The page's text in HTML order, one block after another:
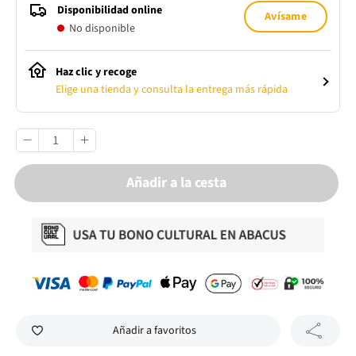
Disponibilidad online
No disponible
Avísame
Haz clic y recoge
Elige una tienda y consulta la entrega más rápida
Añadir a la cesta
Añadir a favoritos